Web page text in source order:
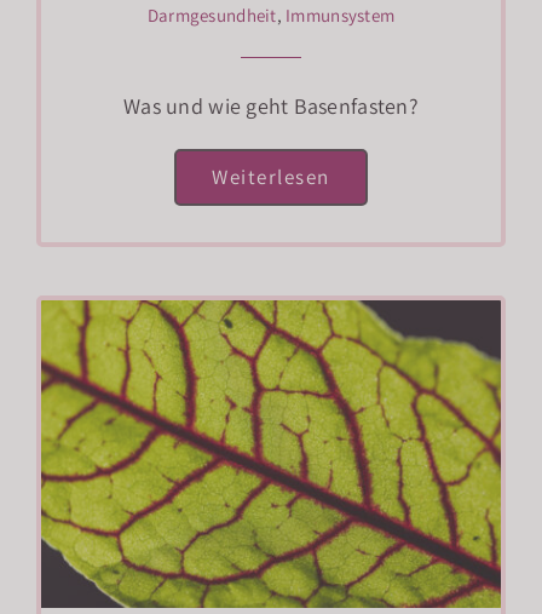
Darmgesundheit, Immunsystem
Was und wie geht Basenfasten?
Weiterlesen